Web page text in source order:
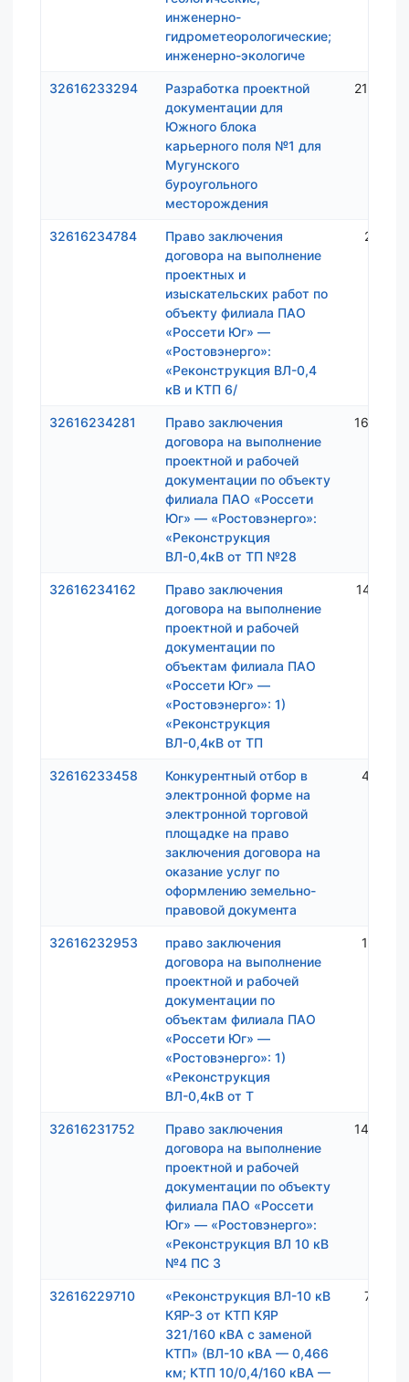
инженерно-
гидрометеорологические;
инженерно-экологиче
32616233294
Разработка проектной
документации для
Южного блока
карьерного поля №1 для
Мугунского
буроугольного
месторождения
21 449
32616234784
Право заключения
договора на выполнение
проектных и
изыскательских работ по
объекту филиала ПАО
«Россети Юг» —
«Ростовэнерго»:
«Реконструкция ВЛ-0,4
кВ и КТП 6/
2 827
32616234281
Право заключения
договора на выполнение
проектной и рабочей
документации по объекту
филиала ПАО «Россети
Юг» — «Ростовэнерго»:
«Реконструкция
ВЛ-0,4кВ от ТП №28
16 002
32616234162
Право заключения
договора на выполнение
проектной и рабочей
документации по
объектам филиала ПАО
«Россети Юг» —
«Ростовэнерго»: 1)
«Реконструкция
ВЛ-0,4кВ от ТП
14 875
32616233458
Конкурентный отбор в
электронной форме на
электронной торговой
площадке на право
заключения договора на
оказание услуг по
оформлению земельно-
правовой документа
4 032
32616232953
право заключения
договора на выполнение
проектной и рабочей
документации по
объектам филиала ПАО
«Россети Юг» —
«Ростовэнерго»: 1)
«Реконструкция
ВЛ-0,4кВ от Т
1 439
32616231752
Право заключения
договора на выполнение
проектной и рабочей
документации по объекту
филиала ПАО «Россети
Юг» — «Ростовэнерго»:
«Реконструкция ВЛ 10 кВ
№4 ПС 3
14 908
32616229710
«Реконструкция ВЛ-10 кВ
КЯР-3 от КТП КЯР
321/160 кВА с заменой
КТП» (ВЛ-10 кВА — 0,466
км; КТП 10/0,4/160 кВА —
7 791